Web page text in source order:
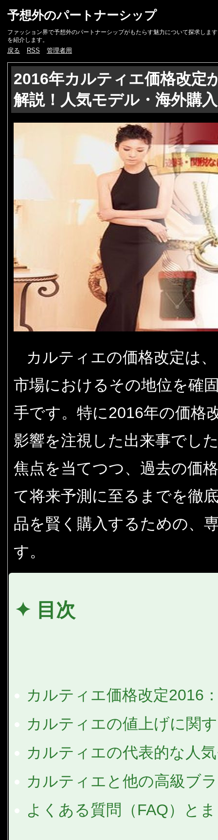
予想外のパートナーシップ
ファッション界で予想外のパートナーシップがもたらす魅力について探求しま
を紹介します。
戻る RSS 管理者用
2016年カルティエ価格改定
解説！人気モデル・海外購
カルティエの価格改定は
市場におけるその地位を確
手です。特に2016年の価格
影響を注視した出来事でし
焦点を当てつつ、過去の価
て将来予測に至るまでを徹
品を賢く購入するための、
す。
✦ 目次
カルティエ価格改定2016
カルティエの値上げに関
カルティエの代表的な人
カルティエと他の高級ブ
よくある質問（FAQ）と